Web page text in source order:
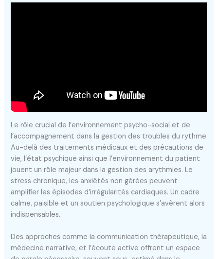
Le rôle crucial de l’environnement psycho-social et de
l’accompagnement dans la gestion des troubles du rythme
Au-delà des traitements médicaux et des précautions de
vie, l’état psychique ainsi que l’environnement du patient
jouent un rôle majeur dans la gestion des arythmies. Le
stress chronique, les anxiétés non gérées peuvent
amplifier les épisodes d’irrégularités cardiaques. Un cadre
calme, paisible et un soutien psychologique s’avèrent alors
indispensables.
Des approches comme la communication thérapeutique, la
médecine narrative, et l’écoute active offrent un espace